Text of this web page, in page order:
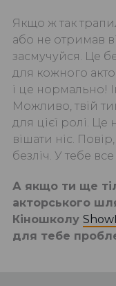
Якщо ж так
або не отримав
засмучуйся. Це
для кожного
і це нормально!
Можливо, твій
для цієї ролі. Це
вішати ніс.
безліч. У тебе
А якщо ти ще
акторського
Кіношколу
для тебе